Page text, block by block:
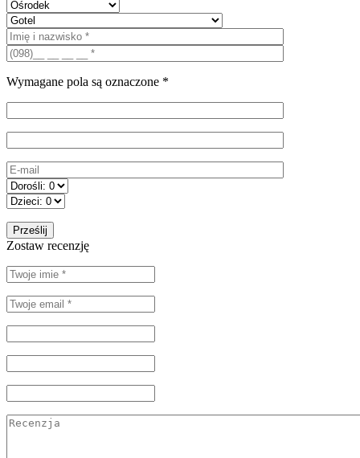
Wymagane pola są oznaczone *
Zostaw recenzję